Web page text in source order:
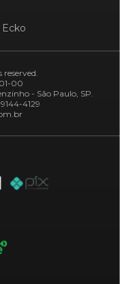
00
- São Paulo, SP.
4129